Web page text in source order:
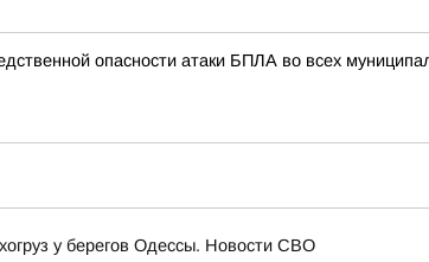
опасности атаки БПЛА во всех
у берегов Одессы. Новости СВО